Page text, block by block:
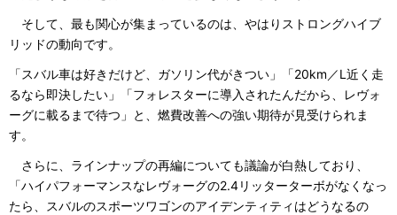
そして、最も関心が集まっているのは、やはりストロングハイブ
リッドの動向です。
「スバル車は好きだけど、ガソリン代がきつい」「20km／L近く走
るなら即決したい」「フォレスターに導入されたんだから、レヴォ
ーグに載るまで待つ」と、燃費改善への強い期待が見受けられま
す。
さらに、ラインナップの再編についても議論が白熱しており、
「ハイパフォーマンスなレヴォーグの2.4リッターターボがなくなっ
たら、スバルのスポーツワゴンのアイデンティティはどうなるの